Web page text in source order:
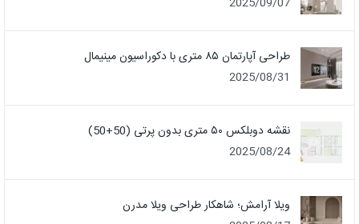
طراحی آپارتمان ۸۵ متری با دکوراسیون مینیمال
2025/08/31
نقشه دوبلکس ۵۰ متری بدون پرتی (50+50)
2025/08/24
ویلا آرامش؛ شاهکار طراحی ویلا مدرن